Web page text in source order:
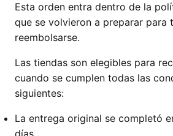
Esta orden entra dentro de la
que se volvieron a preparar para
reembolsarse.
Las tiendas son elegibles para
cuando se cumplen todas las
siguientes:
La entrega original se completó
días.